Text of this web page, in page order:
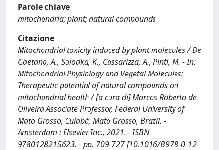
Parole chiave
mitochondria; plant; natural compounds
Citazione
Mitochondrial toxicity induced by plant molecules / De
Gaetano, A., Solodka, K., Cossarizza, A., Pinti, M. - In:
Mitochondrial Physiology and Vegetal Molecules:
Therapeutic potential of natural compounds on
mitochondrial health / [a cura di] Marcos Roberto de
Oliveira Associate Professor, Federal University of
Mato Grosso, Cuiabá, Mato Grosso, Brazil. -
Amsterdam : Elsevier Inc., 2021. - ISBN
9780128215623. - pp. 709-727 [10.1016/B978-0-12-